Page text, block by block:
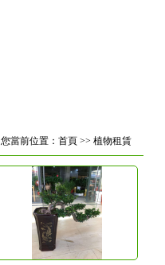
您當前位置： 首頁 >> 植物租賃